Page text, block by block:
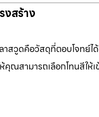
งสร้าง
วูดคือวัสดุที่ตอบโจทย์ได้
คุณสามารถเลือกโทนสีใ